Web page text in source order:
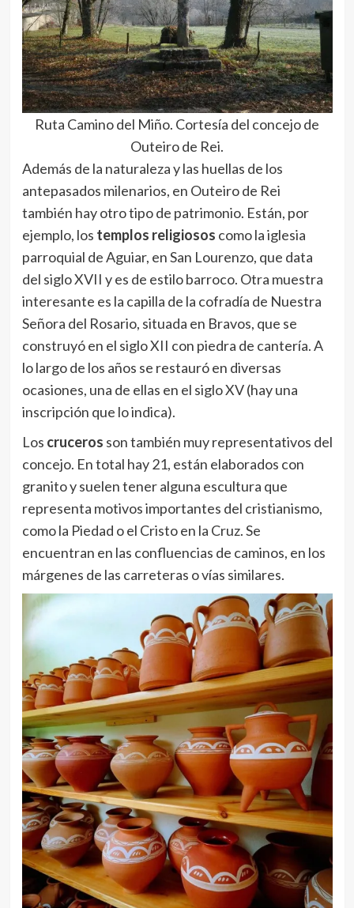
Ruta Camino del Miño. Cortesía del concejo de
Outeiro de Rei.
Además de la naturaleza y las huellas de los
antepasados milenarios, en Outeiro de Rei
también hay otro tipo de patrimonio. Están, por
ejemplo, los templos religiosos como la iglesia
parroquial de Aguiar, en San Lourenzo, que data
del siglo XVII y es de estilo barroco. Otra muestra
interesante es la capilla de la cofradía de Nuestra
Señora del Rosario, situada en Bravos, que se
construyó en el siglo XII con piedra de cantería. A
lo largo de los años se restauró en diversas
ocasiones, una de ellas en el siglo XV (hay una
inscripción que lo indica).
Los cruceros son también muy representativos del
concejo. En total hay 21, están elaborados con
granito y suelen tener alguna escultura que
representa motivos importantes del cristianismo,
como la Piedad o el Cristo en la Cruz. Se
encuentran en las confluencias de caminos, en los
márgenes de las carreteras o vías similares.